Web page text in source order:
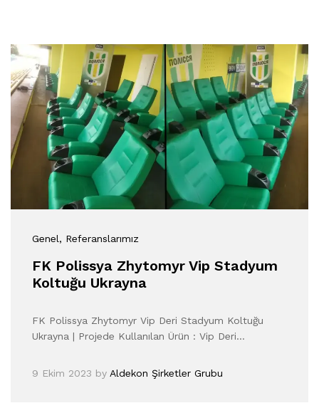
Genel, Referanslarımız
FK Polissya Zhytomyr Vip Stadyum
Koltuğu Ukrayna
FK Polissya Zhytomyr Vip Deri Stadyum Koltuğu
Ukrayna | Projede Kullanılan Ürün : Vip Deri…
9 Ekim 2023 by Aldekon Şirketler Grubu